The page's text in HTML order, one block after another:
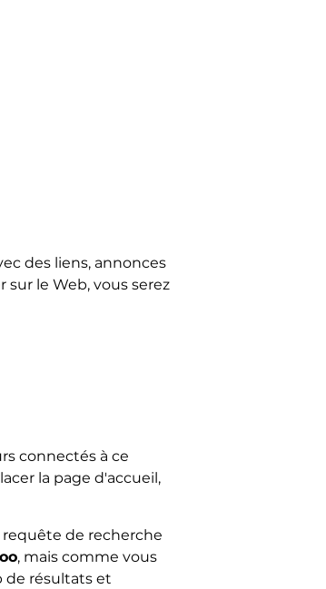
des liens, annonces
le Web, vous serez
connectés à ce
la page d'accueil,
de recherche
, mais comme vous
de résultats et